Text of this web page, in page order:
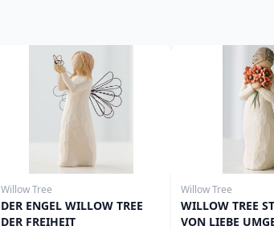
Willow Tree
DER ENGEL WILLOW TREE
DER FREIHEIT
Willow Tree
WILLOW TREE
VON LIEBE